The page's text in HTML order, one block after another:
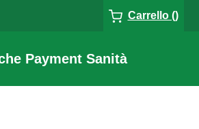
Carrello ()
Payment Sanità